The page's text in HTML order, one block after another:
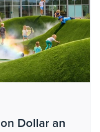
Dollar an